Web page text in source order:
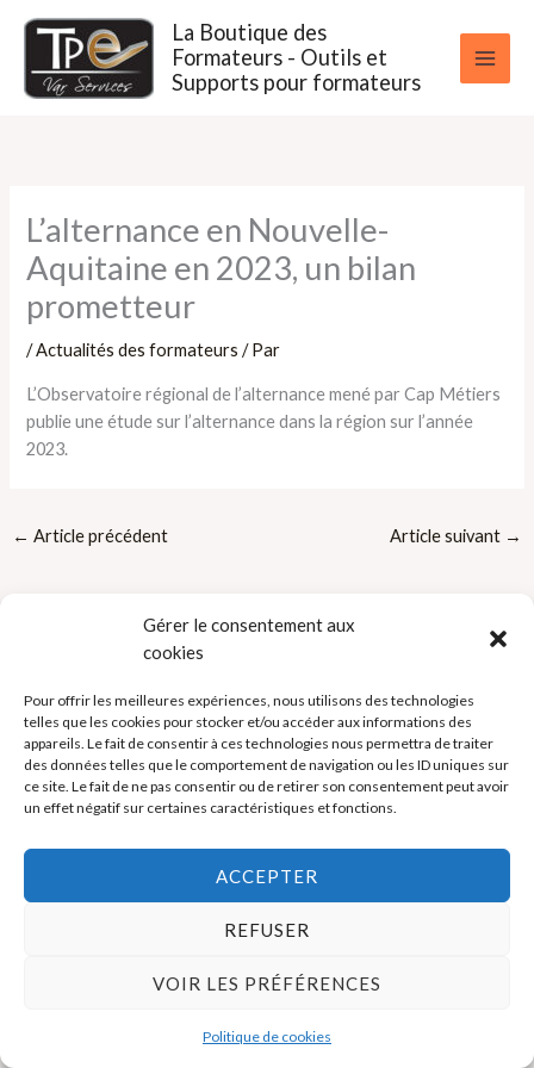
Gérer le consentement aux
cookies
Pour offrir les meilleures expériences, nous utilisons des technologies
telles que les cookies pour stocker et/ou accéder aux informations des
appareils. Le fait de consentir à ces technologies nous permettra de traiter
des données telles que le comportement de navigation ou les ID uniques sur
ce site. Le fait de ne pas consentir ou de retirer son consentement peut avoir
un effet négatif sur certaines caractéristiques et fonctions.
ACCEPTER
REFUSER
VOIR LES PRÉFÉRENCES
Politique de cookies
contenu
La Boutique des
Formateurs - Outils et
Supports pour formateurs
L’alternance en Nouvelle-
Aquitaine en 2023, un bilan
prometteur
/Actualités des formateurs / Par
L’Observatoire régional de l’alternance mené par Cap Métiers
publie une étude sur l’alternance dans la région sur l’année
2023.
← Article précédent Article suivant →
Politique de cookies (UE)
Mentions légales
Copyright © 2026 La Boutique des Formateurs - Outils et Supports
pour formateurs